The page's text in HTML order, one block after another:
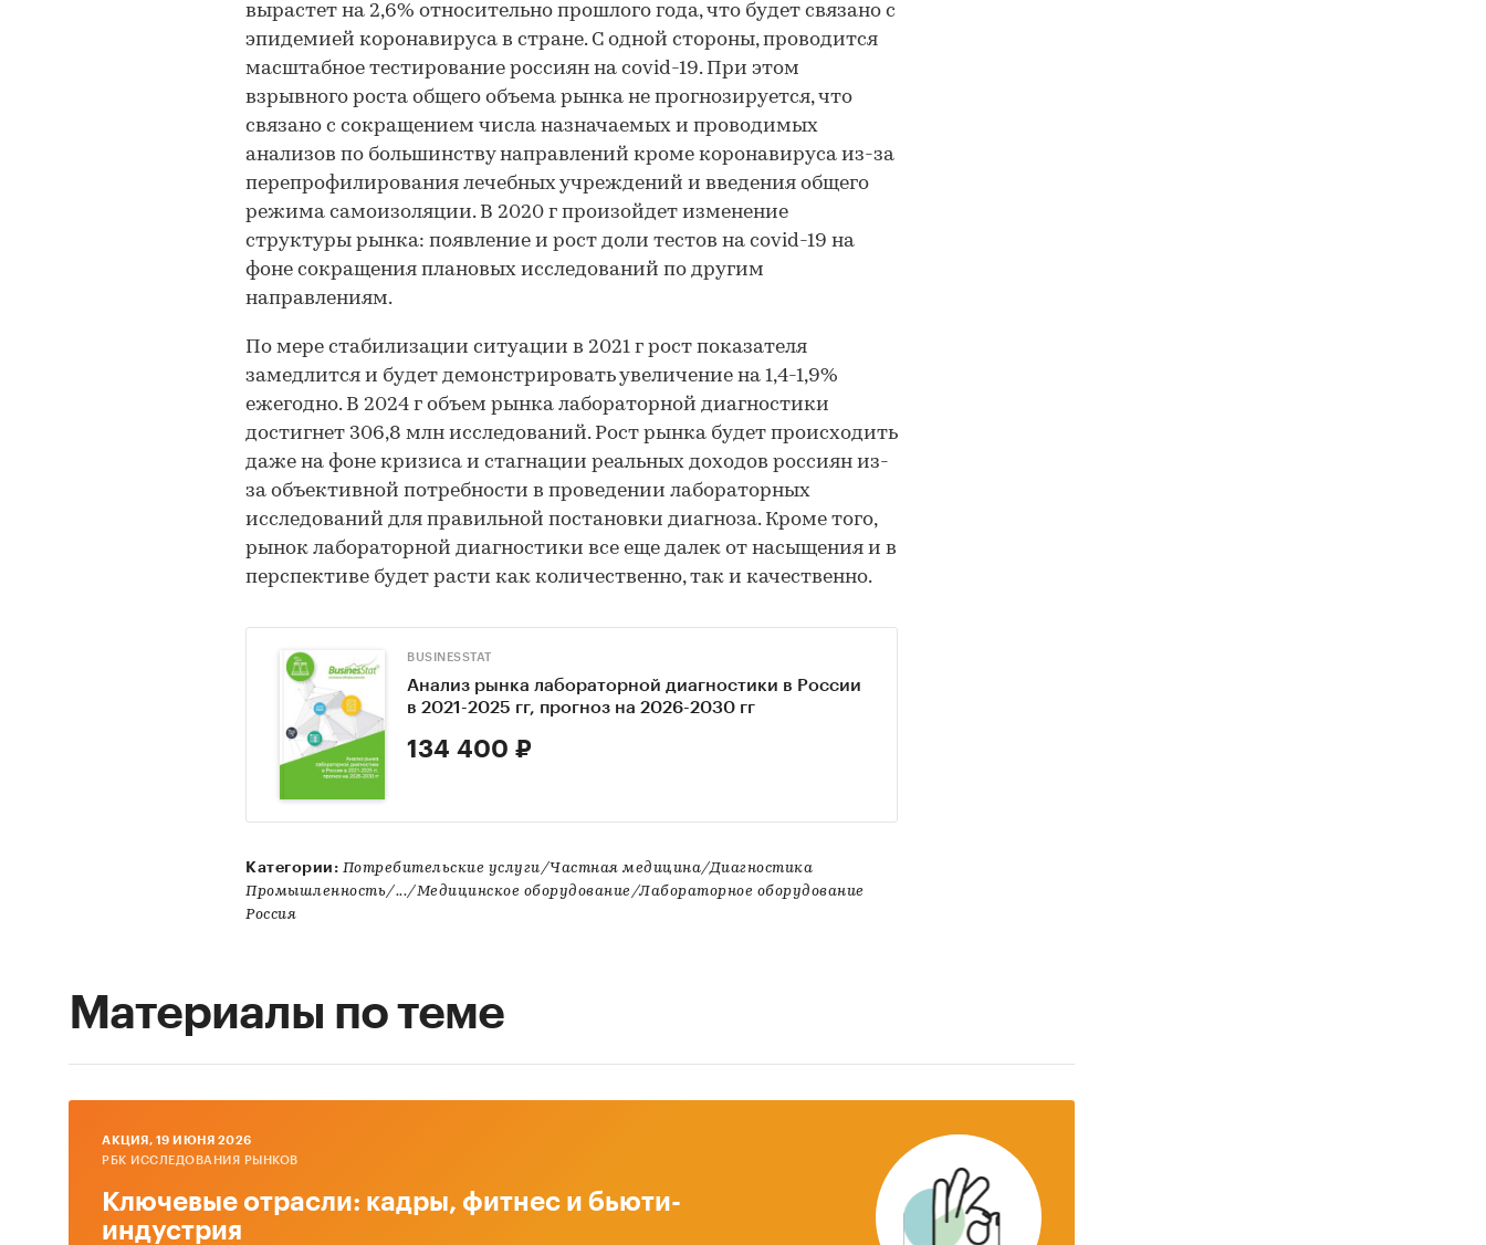
вырастет на 2,6% относительно прошлого года, что будет связано с
эпидемией коронавируса в стране. С одной стороны, проводится
масштабное тестирование россиян на covid-19. При этом
взрывного роста общего объема рынка не прогнозируется, что
связано с сокращением числа назначаемых и проводимых
анализов по большинству направлений кроме коронавируса из-за
перепрофилирования лечебных учреждений и введения общего
режима самоизоляции. В 2020 г произойдет изменение
структуры рынка: появление и рост доли тестов на covid-19 на
фоне сокращения плановых исследований по другим
направлениям.
По мере стабилизации ситуации в 2021 г рост показателя
замедлится и будет демонстрировать увеличение на 1,4-1,9%
ежегодно. В 2024 г объем рынка лабораторной диагностики
достигнет 306,8 млн исследований. Рост рынка будет происходить
даже на фоне кризиса и стагнации реальных доходов россиян из-
за объективной потребности в проведении лабораторных
исследований для правильной постановки диагноза. Кроме того,
рынок лабораторной диагностики все еще далек от насыщения и в
перспективе будет расти как количественно, так и качественно.
BUSINESSTAT
Анализ рынка лабораторной диагностики в России
в 2021-2025 гг, прогноз на 2026-2030 гг
134 400 ₽
Категории: Потребительские услуги/Частная медицина/Диагностика
Промышленность/.../Медицинское оборудование/Лабораторное оборудование
Россия
Материалы по теме
AКЦИЯ, 19 ИЮНЯ 2026
РБК ИССЛЕДОВАНИЯ РЫНКОВ
Ключевые отрасли: кадры, фитнес и бьюти-
индустрия